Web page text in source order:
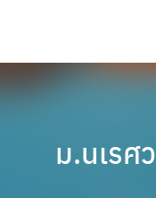
ม.นเรศ